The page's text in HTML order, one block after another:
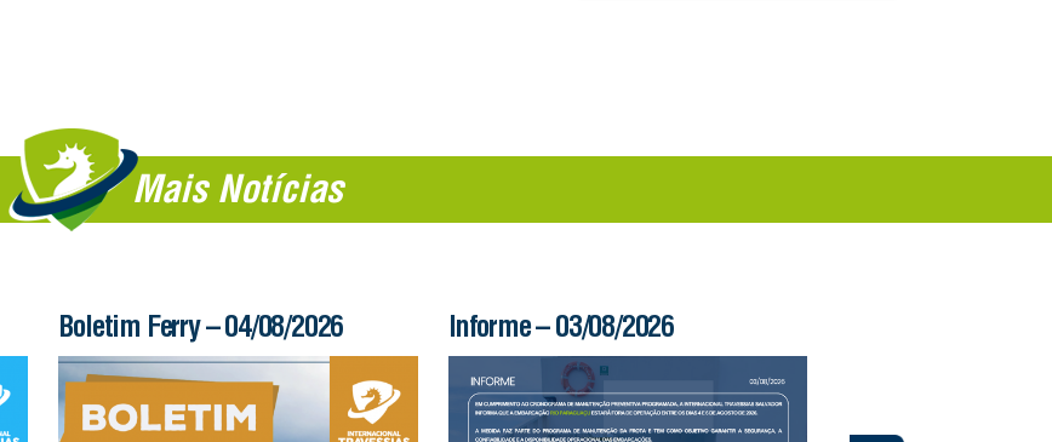
Mais Notícias
Boletim Ferry – 04/08/2026 Informe – 03/08/2026